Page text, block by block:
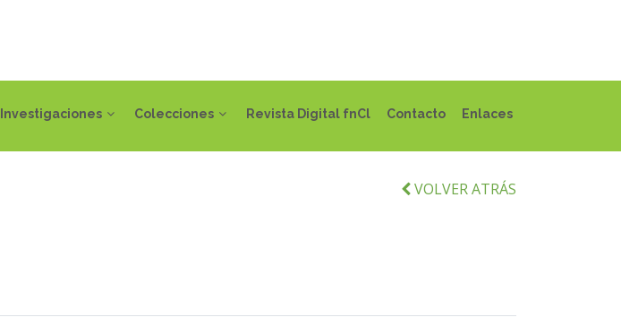
Colecciones Revista Digital fnCl Contacto Enlaces
VOLVER ATRÁS